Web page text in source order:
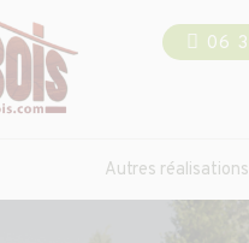
06
Autres